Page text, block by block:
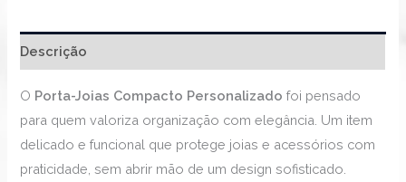
Descrição
O Porta-Joias Compacto Personalizado foi pensado
para quem valoriza organização com elegância. Um item
delicado e funcional que protege joias e acessórios com
praticidade, sem abrir mão de um design sofisticado.